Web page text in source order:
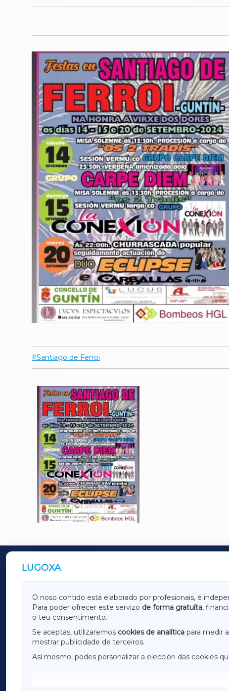
Santiago de Ferroi
LUGOXA
O noso contido está elaborado por profesionais, é
Para poder ofrecer este servizo de forma gratuíta,
o teu consentimento.
Se aceptas, utilizaremos cookies de analítica para medir
mostrar publicidade de terceiros.
Así mesmo, podes personalizar a elección das cookies
OUTROS PERIÓDICOS
GALICIAXA LUGOXA
AMARIÑAXA
OURENSEXA